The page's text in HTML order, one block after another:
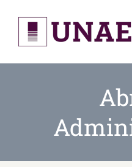
content